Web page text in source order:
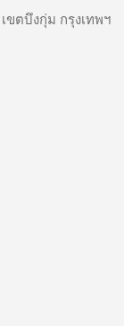
ขตบึงกุ่ม กรุงเทพฯ